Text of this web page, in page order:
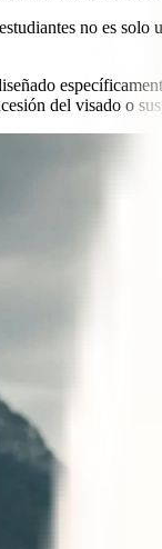
no es solo
del visado o